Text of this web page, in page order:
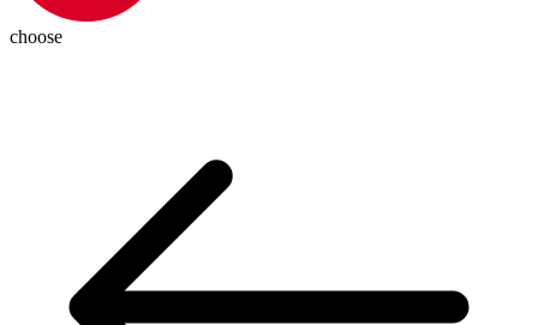
choose